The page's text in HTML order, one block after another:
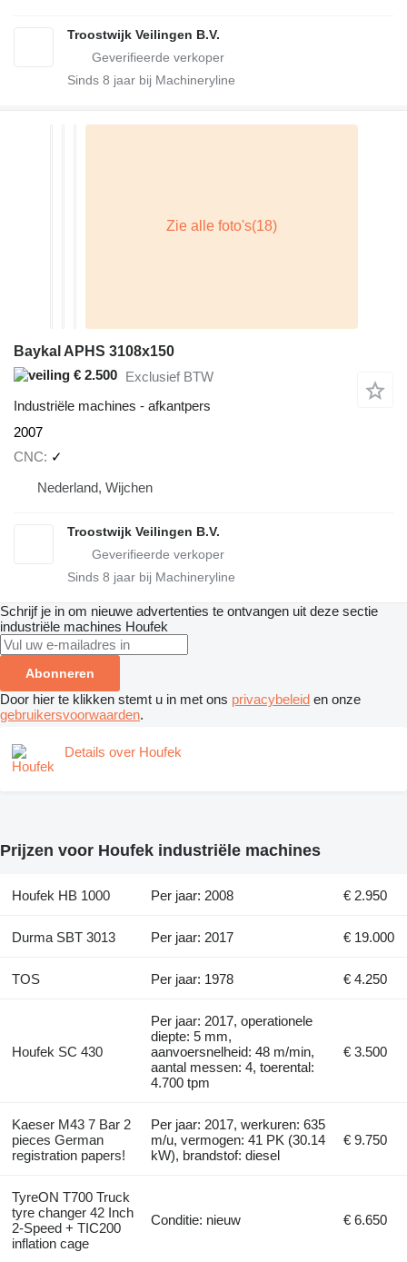
Troostwijk Veilingen B.V.
Sinds 8 jaar bij Machineryline
Baykal APHS 3108x150
€ 2.500 Exclusief BTW
Industriële machines - afkantpers
2007
CNC
✓
Nederland, Wijchen
Troostwijk Veilingen B.V.
Sinds 8 jaar bij Machineryline
Schrijf je in om nieuwe advertenties te ontvangen uit deze sectie
industriële machines Houfek
Abonneren
Door hier te klikken stemt u in met ons privacybeleid en onze
gebruikersvoorwaarden.
Details over Houfek
Prijzen voor Houfek industriële machines
Houfek HB 1000 Per jaar: 2008 € 2.950
Durma SBT 3013 Per jaar: 2017 € 19.000
TOS Per jaar: 1978 € 4.250
Houfek SC 430
Per jaar: 2017, operationele
diepte: 5 mm,
aanvoersnelheid: 48 m/min,
aantal messen: 4, toerental:
4.700 tpm
€ 3.500
Kaeser M43 7 Bar 2
pieces German
registration papers!
Per jaar: 2017, werkuren: 635
m/u, vermogen: 41 PK (30.14
kW), brandstof: diesel
€ 9.750
TyreON T700 Truck
tyre changer 42 Inch
2-Speed + TIC200
inflation cage
Conditie: nieuw € 6.650